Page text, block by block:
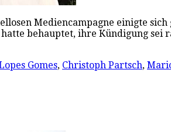
Mediencampagne einigte
behauptet, ihre Kündigung
Gomes, Christoph Partsch,